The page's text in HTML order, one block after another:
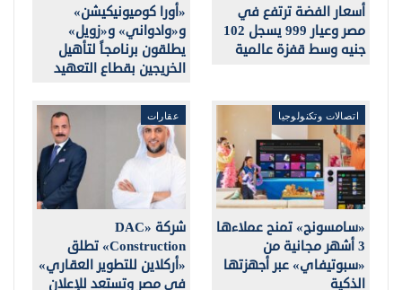
أسعار الفضة ترتفع في
مصر وعيار 999 يسجل 102
جنيه وسط قفزة عالمية
«أورا كوميونيكيشن»
و«وادواني» و«زويل»
يطلقون برنامجاً لتأهيل
الخريجين بقطاع التعهيد
اتصالات وتكنولوجيا
«سامسونج» تمنح عملاءها
3 أشهر مجانية من
«سبوتيفاي» عبر أجهزتها
الذكية
عقارات
شركة «DAC
Construction» تطلق
«أركلاين للتطوير العقاري»
في مصر وتستعد للإعلان